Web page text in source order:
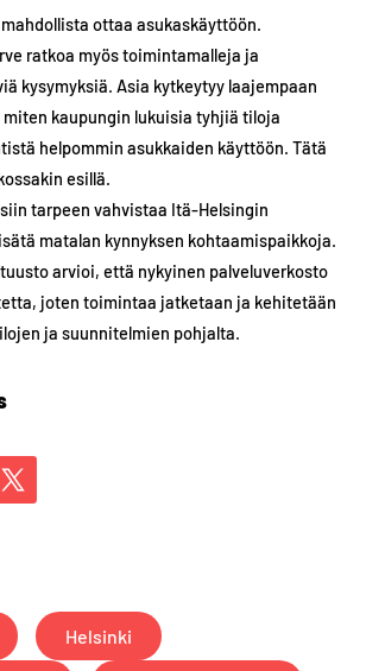
ottaa asukaskäyttöön.
ratkoa myös toimintamalleja ja
kysymyksiä. Asia kytkeytyy laajempaan
kaupungin lukuisia tyhjiä tiloja
helpommin asukkaiden käyttöön. Tätä
esillä.
tarpeen vahvistaa Itä‑Helsingin
matalan kynnyksen kohtaamispaikkoja.
arvioi, että nykyinen palveluverkosto
joten toimintaa jatketaan ja kehitetään
ja suunnitelmien pohjalta.
Helsinki